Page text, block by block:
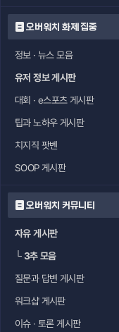
오버워치 화제 집중
정보 · 뉴스 모음
유저 정보 게시판
대회 · e스포츠 게시판
팁과 노하우 게시판
치지직 팟벤
SOOP 게시판
오버워치 커뮤니티
자유 게시판
└3추 모음
질문과 답변 게시판
워크샵 게시판
이슈 · 토론 게시판